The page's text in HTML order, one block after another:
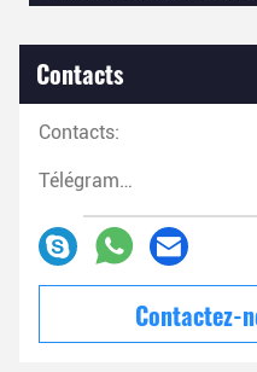
Contacts
Contacts:
Télégramme:
Contactez-